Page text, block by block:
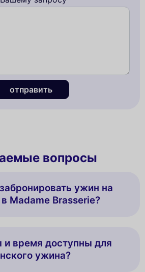
отправить
вопросы
ужин на
Madame Brasserie?
и время доступны для
ужина?